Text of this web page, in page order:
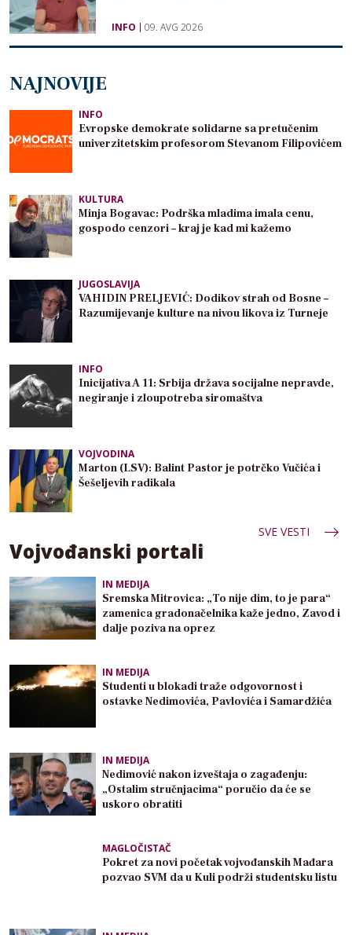
INFO 09. AVG 2026
NAJNOVIJE
INFO
Evropske demokrate solidarne sa pretučenim
univerzitetskim profesorom Stevanom Filipovićem
KULTURA
Minja Bogavac: Podrška mladima imala cenu,
gospodo cenzori – kraj je kad mi kažemo
JUGOSLAVIJA
VAHIDIN PRELJEVIĆ: Dodikov strah od Bosne –
Razumijevanje kulture na nivou likova iz Turneje
INFO
Inicijativa A 11: Srbija država socijalne nepravde,
negiranje i zloupotreba siromaštva
VOJVODINA
Marton (LSV): Balint Pastor je potrčko Vučića i
Šešeljevih radikala
SVE VESTI
Vojvođanski portali
IN MEDIJA
Sremska Mitrovica: „To nije dim, to je para“
zamenica gradonačelnika kaže jedno, Zavod i
dalje poziva na oprez
IN MEDIJA
Studenti u blokadi traže odgovornost i
ostavke Nedimovića, Pavlovića i Samardžića
IN MEDIJA
Nedimović nakon izveštaja o zagađenju:
„Ostalim stručnjacima“ poručio da će se
uskoro obratiti
MAGLOČISTAČ
Pokret za novi početak vojvođanskih Mađara
pozvao SVM da u Kuli podrži studentsku listu